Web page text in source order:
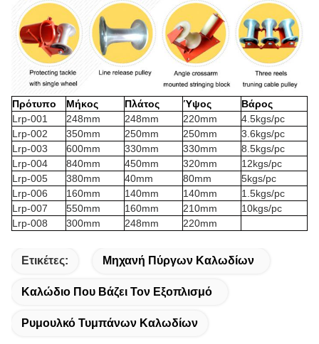
Πρότυπο Μήκος Πλάτος Ύψος
Βάρος
Lrp-001
248mm 248mm 220mm
4.5kgs/pc
Lrp-002
350mm 250mm 250mm
3.6kgs/pc
Lrp-003
600mm 330mm 330mm
8.5kgs/pc
Lrp-004
840mm 450mm 320mm
12kgs/pc
Lrp-005
380mm 40mm 80mm
5kgs/pc
Lrp-006
160mm 140mm 140mm
1.5kgs/pc
Lrp-007
550mm 160mm 210mm
10kgs/pc
Lrp-008
300mm 248mm 220mm
Ετικέτες: Μηχανή Πύργων Καλωδίων
Καλώδιο Που Βάζει Τον Εξοπλισμό
Ρυμουλκό Τυμπάνων Καλωδίων